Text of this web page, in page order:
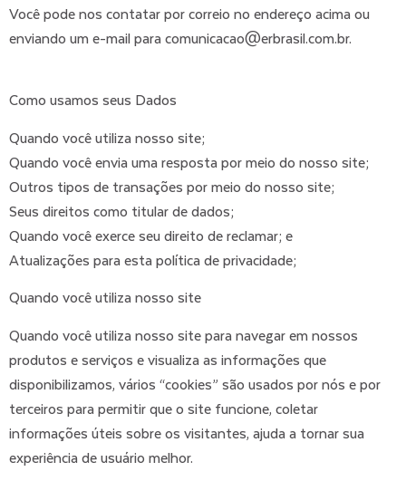
Você pode nos contatar por correio no endereço acima ou
enviando um e-mail para comunicacao@erbrasil.com.br.
Como usamos seus Dados
Quando você utiliza nosso site;
Quando você envia uma resposta por meio do nosso site;
Outros tipos de transações por meio do nosso site;
Seus direitos como titular de dados;
Quando você exerce seu direito de reclamar; e
Atualizações para esta política de privacidade;
Quando você utiliza nosso site
Quando você utiliza nosso site para navegar em nossos
produtos e serviços e visualiza as informações que
disponibilizamos, vários “cookies” são usados por nós e por
terceiros para permitir que o site funcione, coletar
informações úteis sobre os visitantes, ajuda a tornar sua
experiência de usuário melhor.